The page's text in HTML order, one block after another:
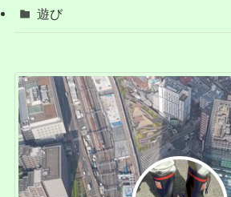
遊び